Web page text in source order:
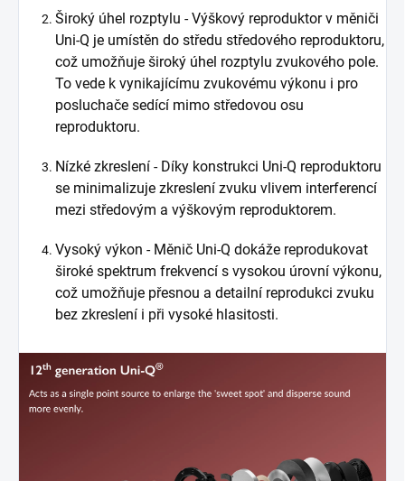
Široký úhel rozptylu - Výškový reproduktor v měniči
Uni-Q je umístěn do středu středového reproduktoru,
což umožňuje široký úhel rozptylu zvukového pole.
To vede k vynikajícímu zvukovému výkonu i pro
posluchače sedící mimo středovou osu
reproduktoru.
Nízké zkreslení - Díky konstrukci Uni-Q reproduktoru
se minimalizuje zkreslení zvuku vlivem interferencí
mezi středovým a výškovým reproduktorem.
Vysoký výkon - Měnič Uni-Q dokáže reprodukovat
široké spektrum frekvencí s vysokou úrovní výkonu,
což umožňuje přesnou a detailní reprodukci zvuku
bez zkreslení i při vysoké hlasitosti.